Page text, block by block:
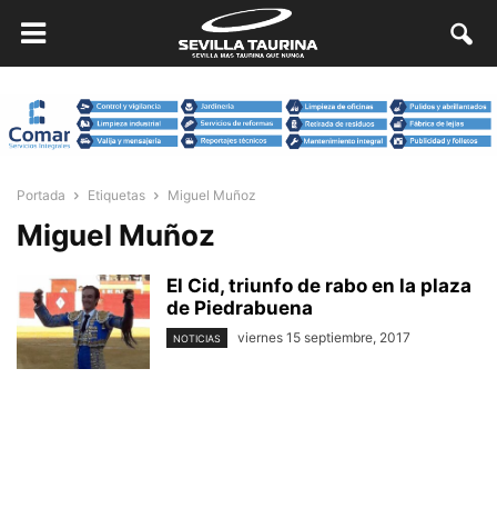
Portada Etiquetas Miguel Muñoz
Miguel Muñoz
El Cid, triunfo de rabo en la plaza
de Piedrabuena
NOTICIAS viernes 15 septiembre, 2017